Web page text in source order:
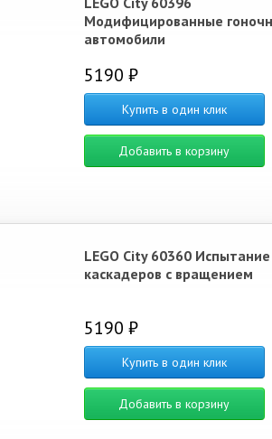
Модифицированные
автомобили
5190 ₽
Купить в один клик
Добавить в корзину
LEGO City 60360 Испытание
каскадеров с вращением
5190 ₽
Купить в один клик
Добавить в корзину